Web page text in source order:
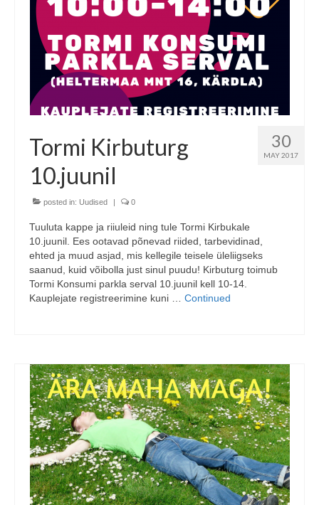
30
MAY 2017
Tormi Kirbuturg
10.juunil
posted in: Uudised | 0
Tuuluta kappe ja riiuleid ning tule Tormi Kirbukale
10.juunil. Ees ootavad põnevad riided, tarbevidinad,
ehted ja muud asjad, mis kellegile teisele üleliigseks
saanud, kuid võibolla just sinul puudu! Kirbuturg toimub
Tormi Konsumi parkla serval 10.juunil kell 10-14.
Kauplejate registreerimine kuni … Continued